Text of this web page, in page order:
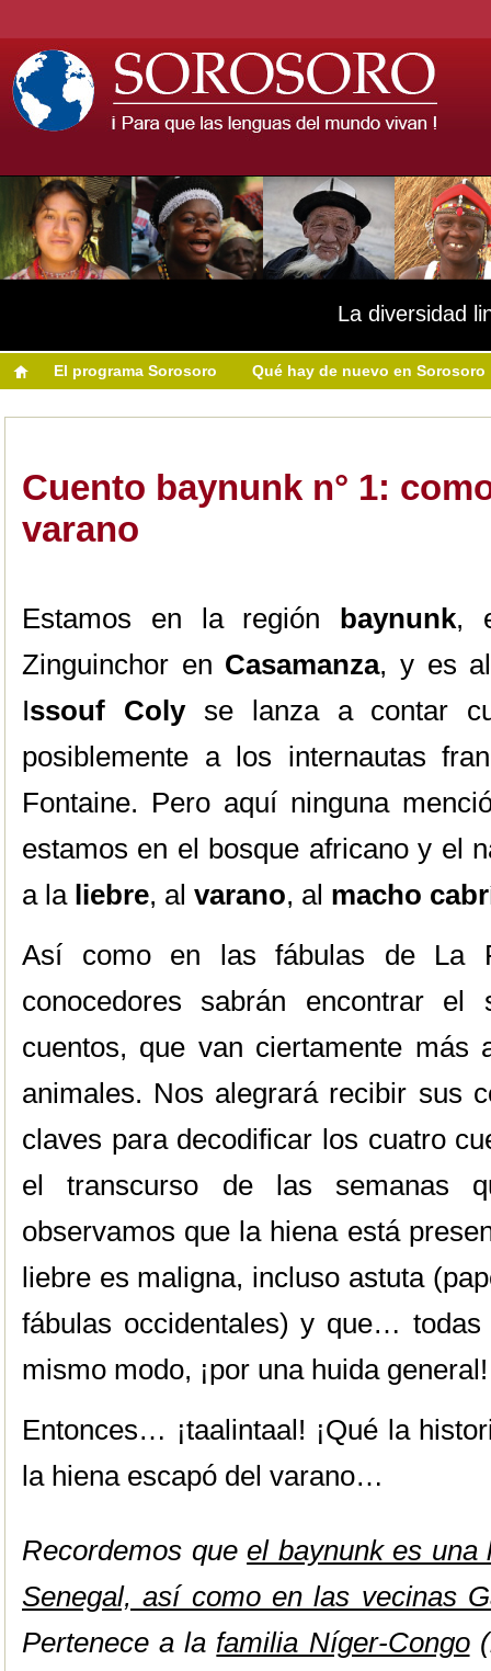
La diversidad
El programa Sorosoro Qué hay de nuevo en Sorosoro
Cuento baynunk n° 1:
varano
Estamos en la región baynunk,
Zinguinchor en Casamanza, y es
Issouf Coly se lanza a contar
posiblemente a los internautas
Fontaine. Pero aquí ninguna
estamos en el bosque africano y el
a la liebre, al varano, al macho
Así como en las fábulas de La
conocedores sabrán encontrar el
cuentos, que van ciertamente más
animales. Nos alegrará recibir sus
claves para decodificar los cuatro
el transcurso de las semanas
observamos que la hiena está
liebre es maligna, incluso astuta
fábulas occidentales) y que…
mismo modo, ¡por una huida general!
Entonces… ¡taalintaal! ¡Qué la
la hiena escapó del varano…
Recordemos queel baynunk es una
Senegal, así como en las vecinas
Pertenece a la familia Níger-Congo